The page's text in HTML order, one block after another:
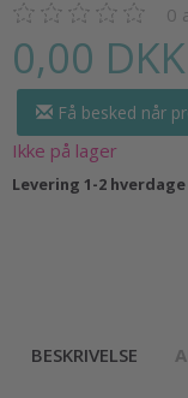
0
0,00 DKK
Få besked når
Ikke på lager
Levering 1-2 hverdage
BESKRIVELSE